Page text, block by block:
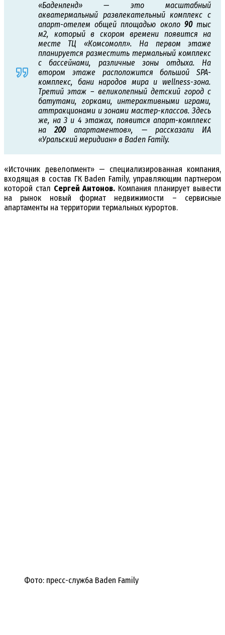
«Баденленд» — это масштабный
акватермальный развлекательный комплекс с
апарт-отелем общей площадью около 90тыс
м2, который в скором времени появится на
месте ТЦ «Комсомолл». На первом этаже
планируется разместить термальный комплекс
с бассейнами, различные зоны отдыха. На
втором этаже расположится большой SPA-
комплекс, бани народов мира и wellness-зона.
Третий этаж – великолепный детский город с
батутами, горками, интерактивными играми,
аттракционами и зонами мастер-классов. Здесь
же, на 3 и 4 этажах, появится апарт-комплекс
на200апартаментов», — рассказали ИА
«Уральский меридиан» в Baden Family.
«Источник девелопмент» — специализированная компания,
входящая в состав ГК Baden Family, управляющим партнером
которой стал Сергей Антонов. Компания планирует вывести
на рынок новый формат недвижимости – сервисные
апартаменты на территории термальных курортов.
Фото: пресс-служба Baden Family